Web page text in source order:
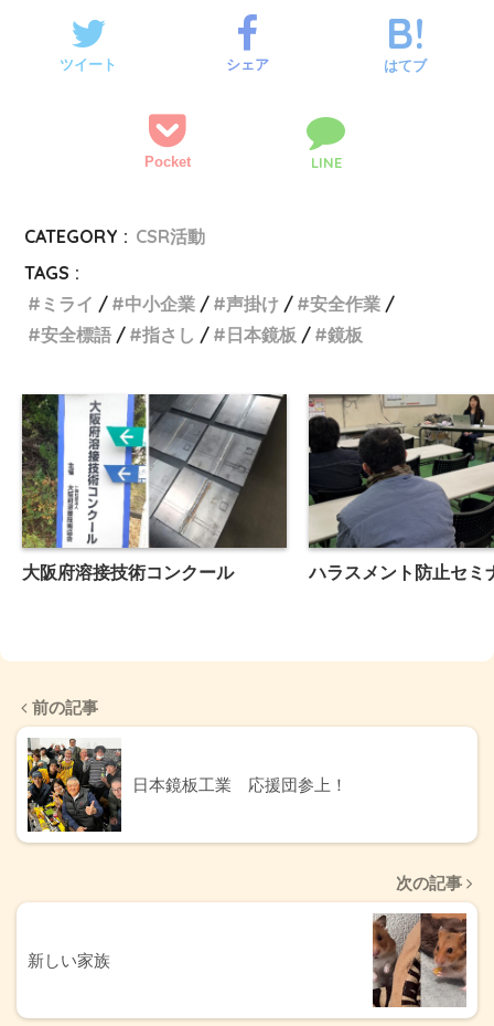
ツイート シェア はてブ
Pocket LINE
CATEGORY : CSR活動
TAGS :
ミライ
中小企業 声掛け
安全作業
安全標語
指さし 日本鏡板 鏡板
大阪府溶接技術コンクール ハラスメント防止セミ
前の記事
日本鏡板工業 応援団参上！
次の記事
新しい家族